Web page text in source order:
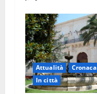
Attualità
Cronaca
In città